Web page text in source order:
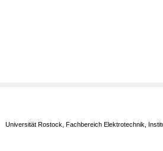
Universität Rostock, Fachbereich Elektrotechnik,